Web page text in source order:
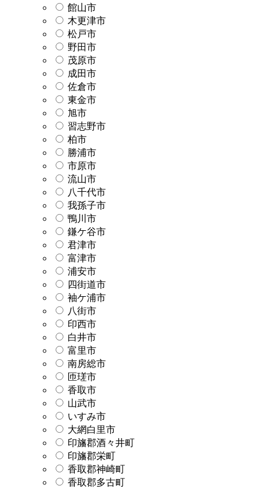
館山市
木更津市
松戸市
野田市
茂原市
成田市
佐倉市
東金市
旭市
習志野市
柏市
勝浦市
市原市
流山市
八千代市
我孫子市
鴨川市
鎌ケ谷市
君津市
富津市
浦安市
四街道市
袖ケ浦市
八街市
印西市
白井市
富里市
南房総市
匝瑳市
香取市
山武市
いすみ市
大網白里市
印旛郡酒々井町
印旛郡栄町
香取郡神崎町
香取郡多古町